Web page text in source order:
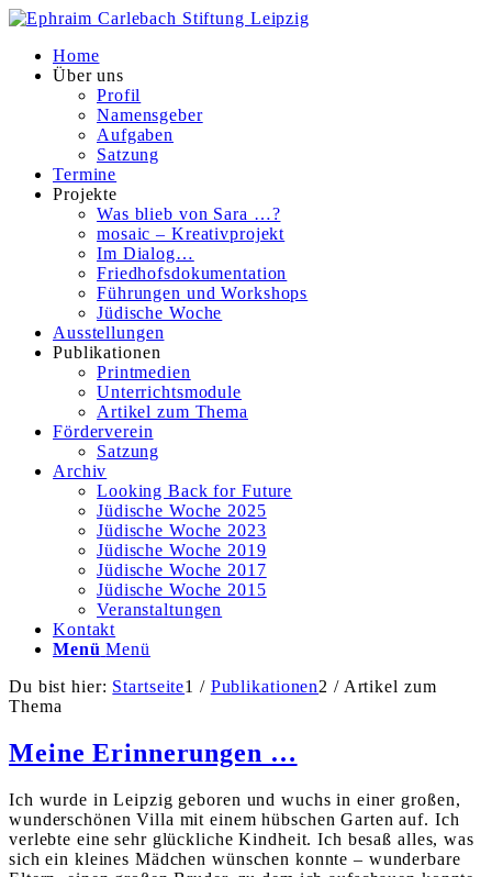
Home
Über uns
Profil
Namensgeber
Aufgaben
Satzung
Termine
Projekte
Was blieb von Sara …?
mosaic – Kreativprojekt
Im Dialog…
Friedhofsdokumentation
Führungen und Workshops
Jüdische Woche
Ausstellungen
Publikationen
Printmedien
Unterrichtsmodule
Artikel zum Thema
Förderverein
Satzung
Archiv
Looking Back for Future
Jüdische Woche 2025
Jüdische Woche 2023
Jüdische Woche 2019
Jüdische Woche 2017
Jüdische Woche 2015
Veranstaltungen
Kontakt
Menü Menü
Du bist hier: Startseite1 / Publikationen2 / Artikel zum
Thema
Meine Erinnerungen …
Ich wurde in Leipzig geboren und wuchs in einer großen,
wunderschönen Villa mit einem hübschen Garten auf. Ich
verlebte eine sehr glückliche Kindheit. Ich besaß alles, was
sich ein kleines Mädchen wünschen konnte – wunderbare